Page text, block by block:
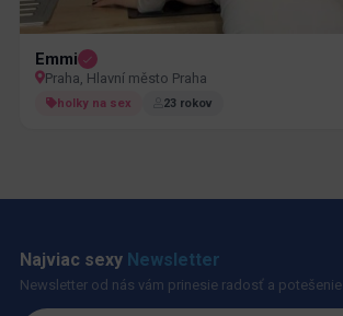
Emmi
Praha, Hlavní město Praha
holky na sex 23 rokov
Najviac sexy Newsletter
Newsletter od nás vám prinesie radosť a potešenie.